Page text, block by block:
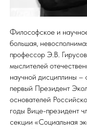
Философское и
большая,
профессор Э.В.
мыслителей
научной дисциплины –
первый Президент
основателей
годы Вице-президент
секции «Социальная